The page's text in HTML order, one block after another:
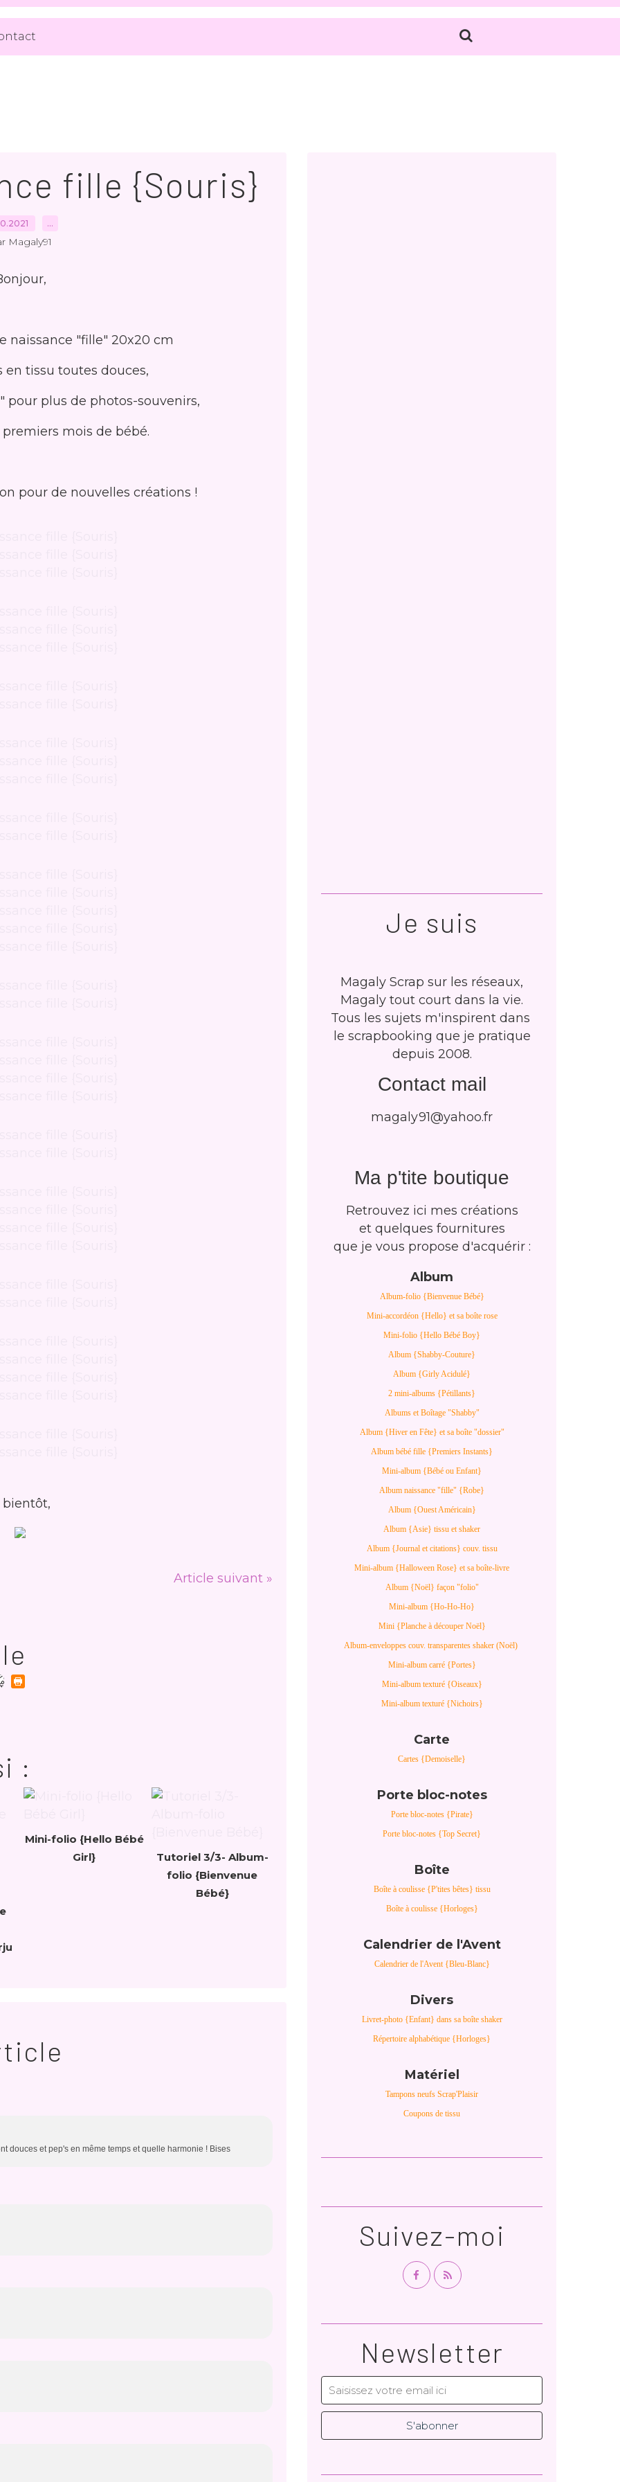
fille {Souris}
…
Magaly91
naissance "fille" 20x20 cm
en tissu toutes douces,
pour plus de photos-souvenirs,
mois de bébé.
pour de nouvelles créations !
bientôt,
Article suivant »
:
Mini-folio {Hello Bébé
Girl}
Tutoriel 3/3- Album-
folio {Bienvenue
Bébé}
douces et pep's en même temps et quelle harmonie ! Bises
Newsletter
Suivez-moi
Je suis
Magaly Scrap sur les réseaux,
Magaly tout court dans la vie.
Tous les sujets m'inspirent dans
le scrapbooking que je pratique
depuis 2008.
Contact mail
magaly91@yahoo.fr
Ma p'tite boutique
Retrouvez ici mes créations
et quelques fournitures
que je vous propose d'acquérir :
Album
Album-folio {Bienvenue Bébé}
Mini-accordéon {Hello} et sa boîte rose
Mini-folio {Hello Bébé Boy}
Album {Shabby-Couture}
Album {Girly Acidulé}
2 mini-albums {Pétillants}
Albums et Boîtage "Shabby"
Album {Hiver en Fête} et sa boîte "dossier"
Album bébé fille {Premiers Instants}
Mini-album {Bébé ou Enfant}
Album naissance "fille" {Robe}
Album {Ouest Américain}
Album {Asie} tissu et shaker
Album {Journal et citations} couv. tissu
Mini-album {Halloween Rose} et sa boîte-livre
Album {Noël} façon "folio"
Mini-album {Ho-Ho-Ho}
Mini {Planche à découper Noël}
Album-enveloppes couv. transparentes shaker (Noël)
Mini-album carré {Portes}
Mini-album texturé {Oiseaux}
Mini-album texturé {Nichoirs}
Carte
Cartes {Demoiselle}
Porte bloc-notes
Porte bloc-notes {Pirate}
Porte bloc-notes {Top Secret}
Boîte
Boîte à coulisse {P'tites bêtes} tissu
Boîte à coulisse {Horloges}
Calendrier de l'Avent
Calendrier de l'Avent {Bleu-Blanc}
Divers
Livret-photo {Enfant} dans sa boîte shaker
Répertoire alphabétique {Horloges}
Matériel
Tampons neufs Scrap'Plaisir
Coupons de tissu